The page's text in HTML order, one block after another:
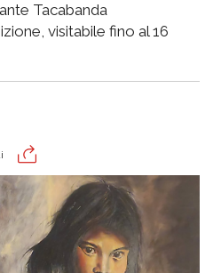
Tacabanda
visitabile fino al 16